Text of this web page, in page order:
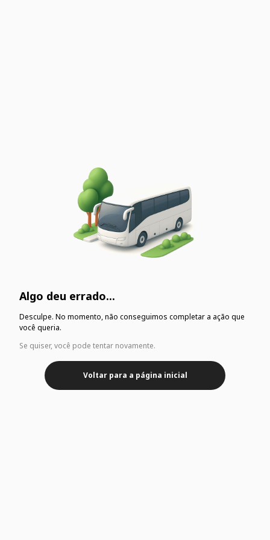
Algo deu errado...
Desculpe. No momento, não conseguimos completar a ação que
você queria.
Se quiser, você pode tentar novamente.
Voltar para a página inicial